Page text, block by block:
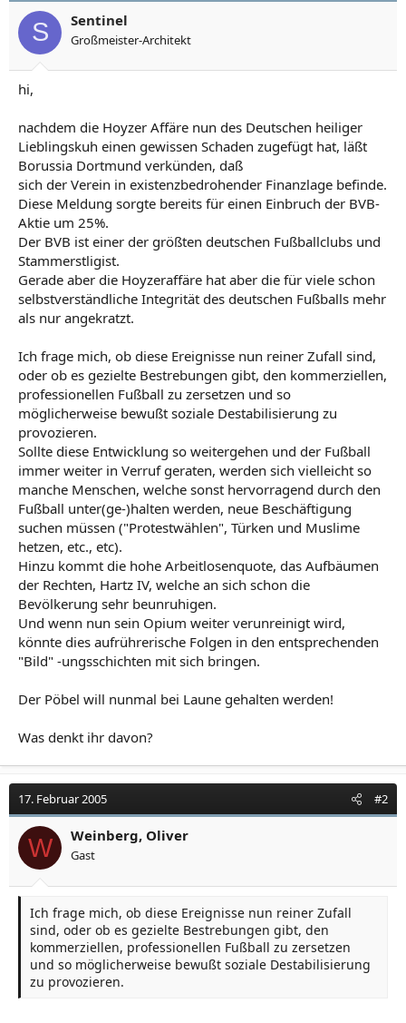
S Sentinel
Großmeister-Architekt
hi,
nachdem die Hoyzer Affäre nun des Deutschen heiliger
Lieblingskuh einen gewissen Schaden zugefügt hat, läßt
Borussia Dortmund verkünden, daß
sich der Verein in existenzbedrohender Finanzlage befinde.
Diese Meldung sorgte bereits für einen Einbruch der BVB-
Aktie um 25%.
Der BVB ist einer der größten deutschen Fußballclubs und
Stammerstligist.
Gerade aber die Hoyzeraffäre hat aber die für viele schon
selbstverständliche Integrität des deutschen Fußballs mehr
als nur angekratzt.
Ich frage mich, ob diese Ereignisse nun reiner Zufall sind,
oder ob es gezielte Bestrebungen gibt, den kommerziellen,
professionellen Fußball zu zersetzen und so
möglicherweise bewußt soziale Destabilisierung zu
provozieren.
Sollte diese Entwicklung so weitergehen und der Fußball
immer weiter in Verruf geraten, werden sich vielleicht so
manche Menschen, welche sonst hervorragend durch den
Fußball unter(ge-)halten werden, neue Beschäftigung
suchen müssen ("Protestwählen", Türken und Muslime
hetzen, etc., etc).
Hinzu kommt die hohe Arbeitlosenquote, das Aufbäumen
der Rechten, Hartz IV, welche an sich schon die
Bevölkerung sehr beunruhigen.
Und wenn nun sein Opium weiter verunreinigt wird,
könnte dies aufrührerische Folgen in den entsprechenden
"Bild" -ungsschichten mit sich bringen.
Der Pöbel will nunmal bei Laune gehalten werden!
Was denkt ihr davon?
17. Februar 2005 #2
W Weinberg, Oliver
Gast
Ich frage mich, ob diese Ereignisse nun reiner Zufall
sind, oder ob es gezielte Bestrebungen gibt, den
kommerziellen, professionellen Fußball zu zersetzen
und so möglicherweise bewußt soziale Destabilisierung
zu provozieren.